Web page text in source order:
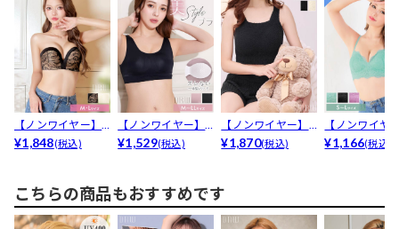
【ノンワイヤー】
アイビーパイピン
¥1,848(税込)
【ノンワイヤー】
シンプルワンカラ
¥1,529(税込)
【ノンワイヤー】
もこもこガーリー
¥1,870(税込)
【ノンワイヤ
ナチュラルレ
¥1,166(税込)
こちらの商品もおすすめです